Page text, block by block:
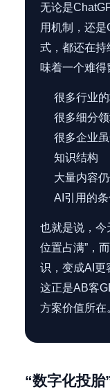
无论是
用机制，还
式，都还在持
味着一个难得
很多行业
很多细分
很多企业
知识结构
大量内容
AI引用的
也就是说，今
位置占满”，
识，变成AI更
这正是AB客
方案价值所在
“数字化投胎